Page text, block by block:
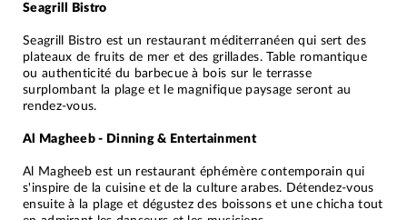
Seagrill Bistro
Seagrill Bistro est un restaurant méditerranéen qui sert des
plateaux de fruits de mer et des grillades. Table romantique
ou authenticité du barbecue à bois sur le terrasse
surplombant la plage et le magnifique paysage seront au
rendez-vous.
Al Magheeb - Dinning & Entertainment
Al Magheeb est un restaurant éphémère contemporain qui
s'inspire de la cuisine et de la culture arabes. Détendez-vous
ensuite à la plage et dégustez des boissons et une chicha tout